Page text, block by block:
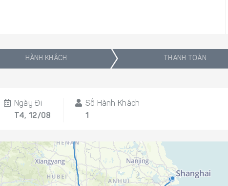
HÀNH KHÁCH THANH TOÁN
Ngày Đi
T4, 12/08
Số Hành Khách
1